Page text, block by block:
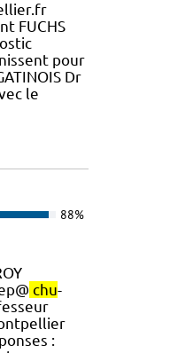
FUCHS
pour
Dr
le
88%
chu-
: